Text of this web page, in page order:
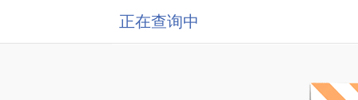
正在查询中